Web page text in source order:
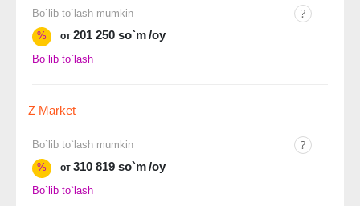
Bo`lib to`lash mumkin
%
от 201 250 so`m/oy
Bo`lib to`lash
Z Market
Bo`lib to`lash mumkin
%
от 310 819 so`m/oy
Bo`lib to`lash